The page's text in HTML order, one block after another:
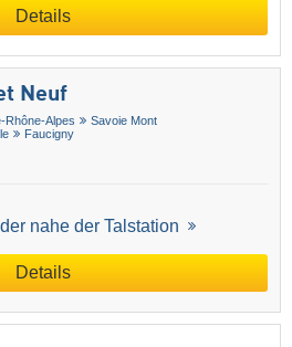
Details
Neuf
Rhône-Alpes
Savoie Mont
Faucigny
nahe der Talstation
Details